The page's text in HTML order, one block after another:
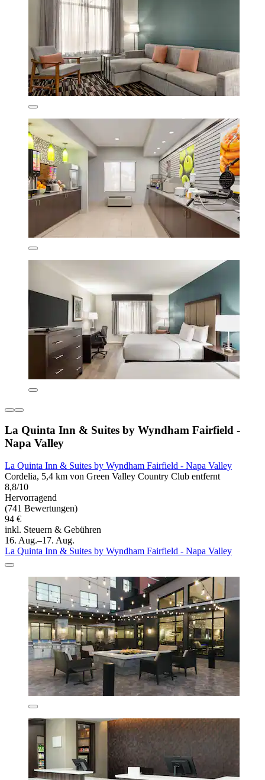
La Quinta Inn & Suites by Wyndham Fairfield -
Napa Valley
La Quinta Inn & Suites by Wyndham Fairfield - Napa Valley
Cordelia, 5,4 km von Green Valley Country Club entfernt
8,8/10
Hervorragend
(741 Bewertungen)
94 €
inkl. Steuern & Gebühren
16. Aug.–17. Aug.
La Quinta Inn & Suites by Wyndham Fairfield - Napa Valley